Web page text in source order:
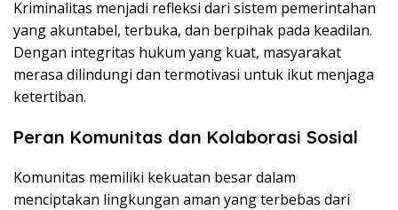
Kriminalitas menjadi refleksi dari sistem pemerintahan
yang akuntabel, terbuka, dan berpihak pada keadilan.
Dengan integritas hukum yang kuat, masyarakat
merasa dilindungi dan termotivasi untuk ikut menjaga
ketertiban.
Peran Komunitas dan Kolaborasi Sosial
Komunitas memiliki kekuatan besar dalam
menciptakan lingkungan aman yang terbebas dari